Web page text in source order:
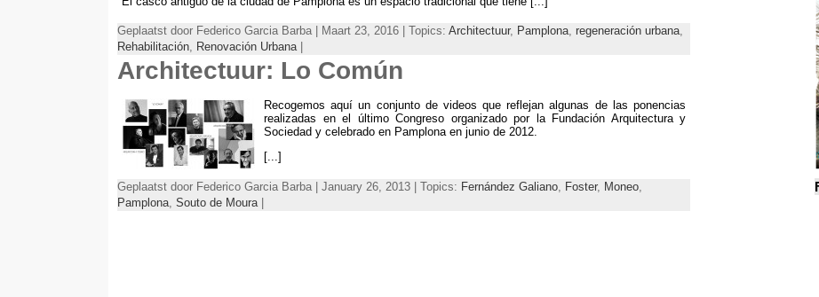
Geplaatst door Federico Garcia Barba | Maart 23, 2016 | Topics: Architectuur, Pamplona, regeneración urbana,
Rehabilitación, Renovación Urbana|
Architectuur: Lo Común
Recogemos aquí un conjunto de videos que reflejan algunas de las ponencias
realizadas en el último Congreso organizado por la Fundación Arquitectura y
Sociedad y celebrado en Pamplona en junio de 2012.
[...]
Geplaatst door Federico Garcia Barba | January 26, 2013 | Topics: Fernández Galiano Foster, Moneo
Pamplona Souto de Moura